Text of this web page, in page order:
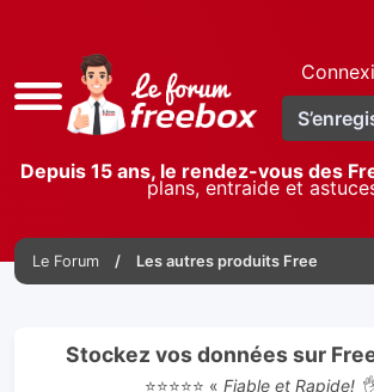
Accès
rapide
Depuis 15 ans, le rendez-vous des
plans, entraide et
Le Forum Les autres produits Free
Stockez vos données sur
⭐⭐⭐⭐⭐ « Fiable et Rapide!